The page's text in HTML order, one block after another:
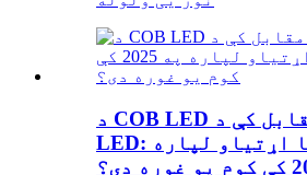
د COB LED په مقابل کې د SMD
LED: ستاسو د رڼا اړتیاو لپاره